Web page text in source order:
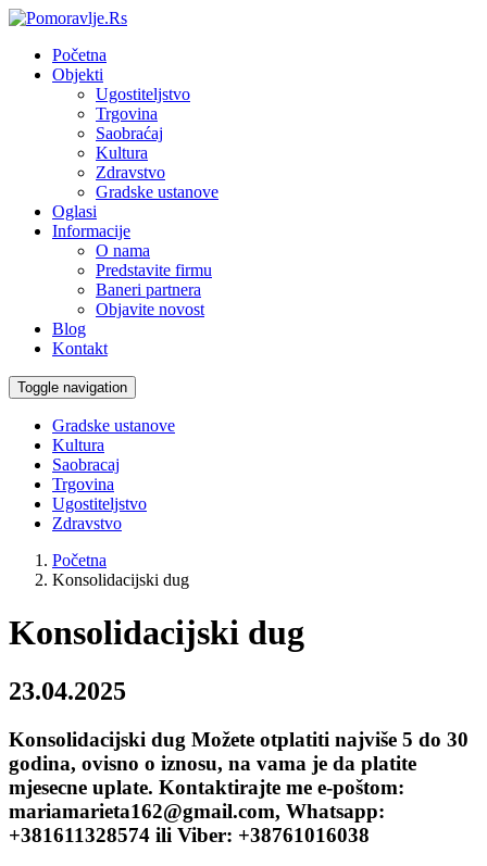
Početna
Objekti
Ugostiteljstvo
Trgovina
Saobraćaj
Kultura
Zdravstvo
Gradske ustanove
Oglasi
Informacije
O nama
Predstavite firmu
Baneri partnera
Objavite novost
Blog
Kontakt
Toggle navigation
Gradske ustanove
Kultura
Saobracaj
Trgovina
Ugostiteljstvo
Zdravstvo
Početna
Konsolidacijski dug
Konsolidacijski dug
23.04.2025
Konsolidacijski dug Možete otplatiti najviše 5 do 30
godina, ovisno o iznosu, na vama je da platite
mjesecne uplate. Kontaktirajte me e-poštom:
mariamarieta162@gmail.com, Whatsapp:
+381611328574 ili Viber: +38761016038